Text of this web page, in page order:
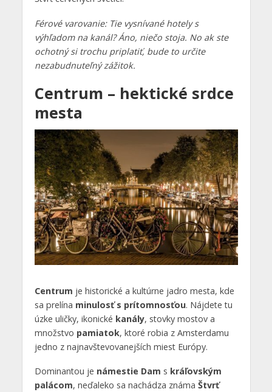
Férové varovanie: Tie vysnívané hotely s
výhľadom na kanál? Áno, niečo stoja. No ak ste
ochotný si trochu priplatiť, bude to určite
nezabudnuteľný zážitok.
Centrum – hektické srdce
mesta
Centrum je historické a kultúrne jadro mesta, kde
sa prelína minulosť s prítomnosťou. Nájdete tu
úzke uličky, ikonické kanály, stovky mostov a
množstvo pamiatok, ktoré robia z Amsterdamu
jedno z najnavštevovanejších miest Európy.
Dominantou je námestie Dam s kráľovským
palácom, neďaleko sa nachádza známa Štvrť